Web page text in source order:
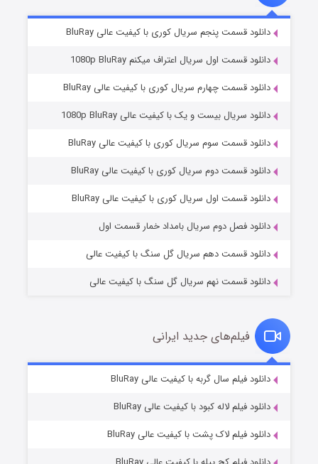
قسمت۲ (زیرنویس) منتشر شد
مردگان متحرک: شهر مرده ۳
قسمت۲ (زیرنویس) منتشر شد
قسمت۷ (زیرنویس) منتشر شد
دانلود قسمت پنجم سریال کوری با کیفیت عالی BluRay
دانلود قسمت اول سریال اعتراف میکنم 1080p BluRay
دانلود قسمت چهارم سریال کوری با کیفیت عالی BluRay
دانلود سریال بیست و یک با کیفیت عالی 1080p BluRay
دانلود قسمت سوم سریال کوری با کیفیت عالی BluRay
دانلود قسمت دوم سریال کوری با کیفیت عالی BluRay
دانلود قسمت اول سریال کوری با کیفیت عالی BluRay
دانلود فصل دوم سریال بامداد خمار قسمت اول
دانلود قسمت دهم سریال گل سنگ با کیفیت عالی
دانلود قسمت نهم سریال گل سنگ با کیفیت عالی
فیلم‌های جدید ایرانی
دانلود فیلم سال گربه با کیفیت عالی BluRay
دانلود فیلم لاله کبود با کیفیت عالی BluRay
دانلود فیلم لاک پشت با کیفیت عالی BluRay